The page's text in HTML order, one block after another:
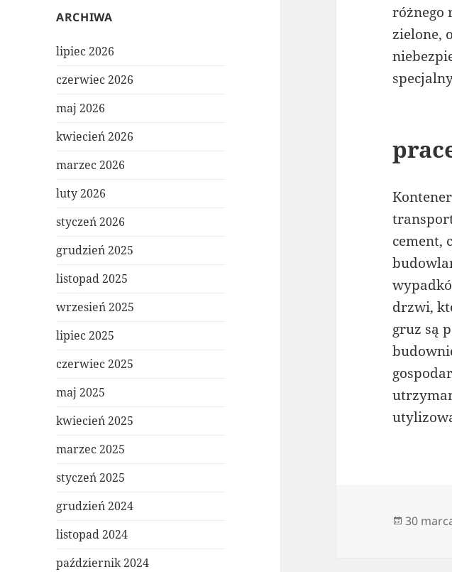
ARCHIWA
lipiec 2026
czerwiec 2026
maj 2026
kwiecień 2026
marzec 2026
luty 2026
styczeń 2026
grudzień 2025
listopad 2025
wrzesień 2025
lipiec 2025
czerwiec 2025
maj 2025
kwiecień 2025
marzec 2025
styczeń 2025
grudzień 2024
listopad 2024
październik 2024
różnego
zielone,
cement,
drzwi,
gruz są
Data
30